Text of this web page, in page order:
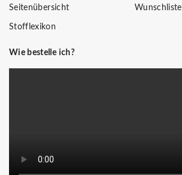
Seitenübersicht
Stofflexikon
Wunschliste
Wie bestelle ich?